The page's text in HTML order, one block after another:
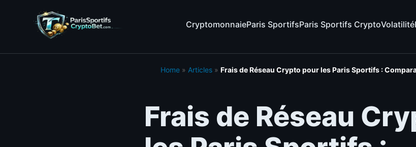
CryptomonnaieParis SportifsParis Sportifs CryptoVolatilité
Home » Articles » Frais de Réseau Crypto pour les Paris Sportifs :
Frais de Réseau